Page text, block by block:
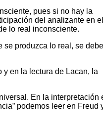
pues si no hay la
del analizante en el
lo real inconsciente.
se produzca lo real, se debe
y en la lectura de Lacan, la
En la interpretación
podemos leer en Freud